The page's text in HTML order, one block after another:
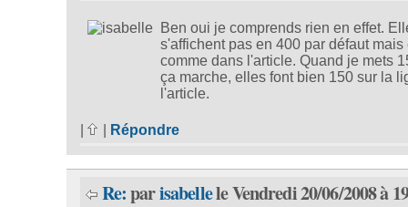
Ben oui je comprends rien en effet.
s'affichent pas en 400 par défaut mais
comme dans l'article. Quand je mets
ça marche, elles font bien 150 sur la
l'article.
| Répondre
Re:parisabellele Vendredi 20/06/2008 à